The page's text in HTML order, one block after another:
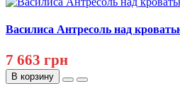
Василиса Антресоль над
7 663 грн
В корзину